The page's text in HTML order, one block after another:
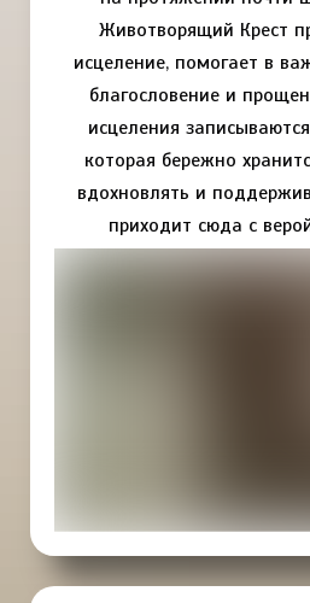
Животворящий Крест
исцеление, помогает в
благословение и
исцеления
которая бережно
вдохновлять и
приходит сюда с